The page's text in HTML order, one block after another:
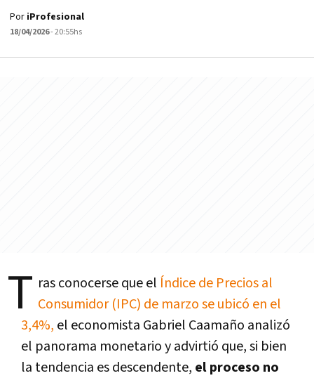
Por iProfesional
18/04/2026- 20:55hs
T ras conocerse que el Índice de Precios al
Consumidor (IPC) de marzo se ubicó en el
3,4%, el economista Gabriel Caamaño analizó
el panorama monetario y advirtió que, si bien
la tendencia es descendente, el proceso no